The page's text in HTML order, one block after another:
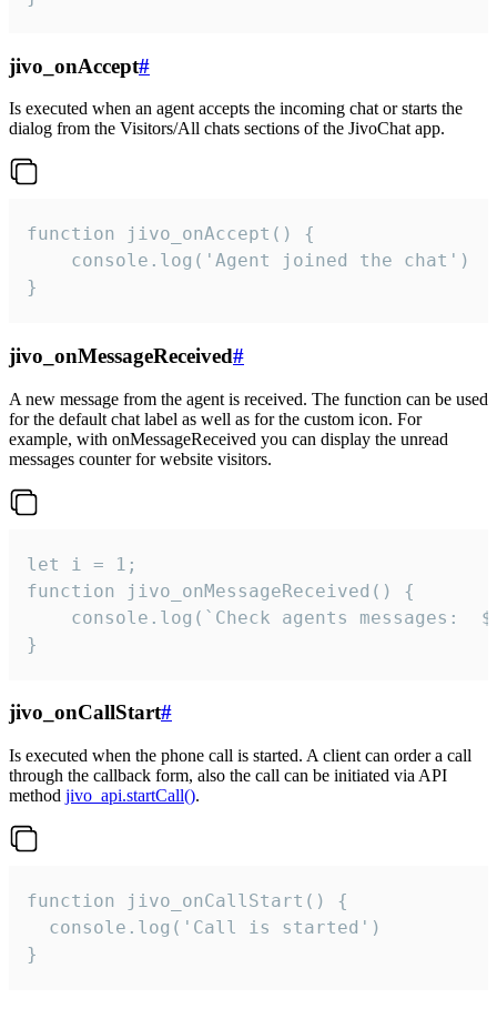
jivo_onAccept#
Is executed when an agent accepts the incoming chat or starts the
dialog from the Visitors/All chats sections of the JivoChat app.
function jivo_onAccept() {
}
jivo_onMessageReceived#
A new message from the agent is received. The function can be used
for the default chat label as well as for the custom icon. For
example, with onMessageReceived you can display the unread
messages counter for website visitors.
let i = 1;
function jivo_onMessageReceived() {
}
jivo_onCallStart#
Is executed when the phone call is started. A client can order a call
through the callback form, also the call can be initiated via API
method jivo_api.startCall().
function jivo_onCallStart() {
  console.log('Call is started')
}